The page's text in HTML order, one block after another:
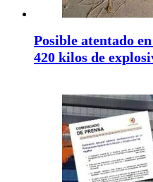
Posible atentado
420 kilos de